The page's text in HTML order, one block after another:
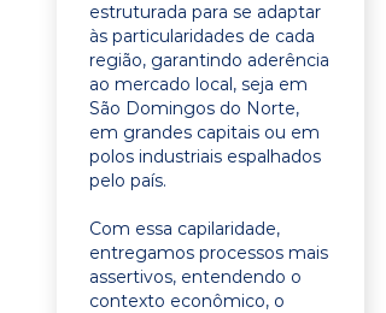
estruturada para se adaptar
às particularidades de cada
região, garantindo aderência
ao mercado local, seja em
São Domingos do Norte,
em grandes capitais ou em
polos industriais espalhados
pelo país.
Com essa capilaridade,
entregamos processos mais
assertivos, entendendo o
contexto econômico, o